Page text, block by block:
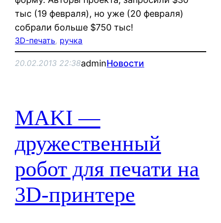
тыс (19 февраля), но уже (20 февраля)
собрали больше $750 тыс!
3D-печать, ручка
20.02.2013 22:38adminНовости
MAKI —
дружественный
робот для печати на
3D-принтере